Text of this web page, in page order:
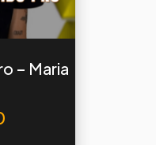
– Maria